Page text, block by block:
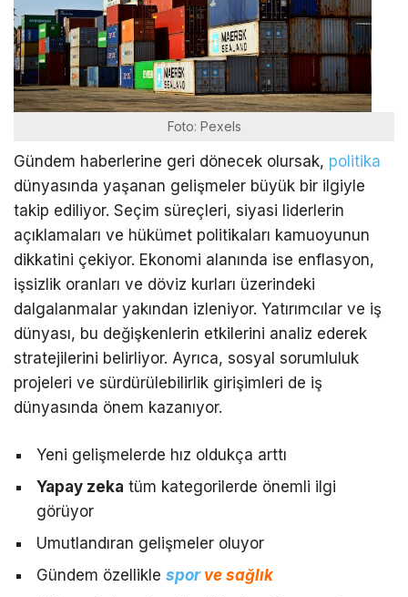
Foto: Pexels
Gündem haberlerine geri dönecek olursak, politika
dünyasında yaşanan gelişmeler büyük bir ilgiyle
takip ediliyor. Seçim süreçleri, siyasi liderlerin
açıklamaları ve hükümet politikaları kamuoyunun
dikkatini çekiyor. Ekonomi alanında ise enflasyon,
işsizlik oranları ve döviz kurları üzerindeki
dalgalanmalar yakından izleniyor. Yatırımcılar ve iş
dünyası, bu değişkenlerin etkilerini analiz ederek
stratejilerini belirliyor. Ayrıca, sosyal sorumluluk
projeleri ve sürdürülebilirlik girişimleri de iş
dünyasında önem kazanıyor.
Yeni gelişmelerde hız oldukça arttı
Yapay zeka tüm kategorilerde önemli ilgi
görüyor
Umutlandıran gelişmeler oluyor
Gündem özellikle sporve sağlık